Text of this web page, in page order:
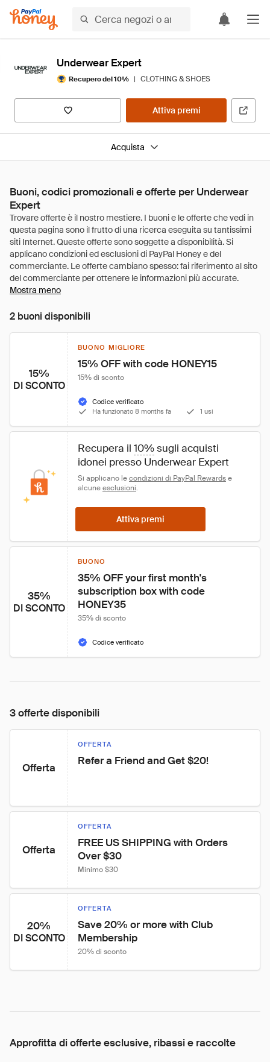
Underwear Expert
Recupero del 10% | CLOTHING & SHOES
Attiva premi
Acquista
Buoni, codici promozionali e offerte per Underwear
Expert
Mostra meno
2 buoni disponibili
15%
DI SCONTO
BUONO MIGLIORE
15% OFF with code HONEY15
15% di sconto
Codice verificato
Ha funzionato 8 months fa
1 usi
Recupera il 10% sugli acquisti
idonei presso Underwear Expert
Si applicano le condizioni di PayPal Rewards e
alcune esclusioni.
Attiva premi
35%
DI SCONTO
BUONO
35% OFF your first month's
subscription box with code
HONEY35
35% di sconto
Codice verificato
3 offerte disponibili
Offerta
OFFERTA
Refer a Friend and Get $20!
Offerta
OFFERTA
FREE US SHIPPING with Orders
Over $30
Minimo $30
20%
DI SCONTO
OFFERTA
Save 20% or more with Club
Membership
20% di sconto
Approfitta di offerte esclusive, ribassi e raccolte